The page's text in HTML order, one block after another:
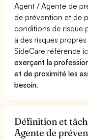
Agent / Agente de
de prévention et de
conditions de risque
à des risques
SideCare référence
exerçant la
et de proximité les
besoin.
Définition et
Agente de